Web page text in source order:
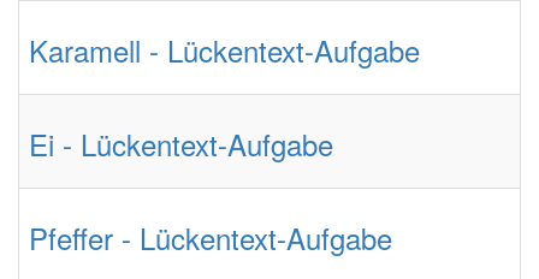
Karamell - Lückentext-Aufgabe
Ei - Lückentext-Aufgabe
Pfeffer - Lückentext-Aufgabe